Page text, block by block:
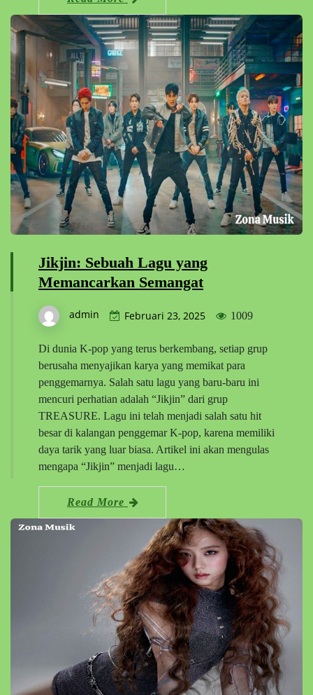
Jikjin: Sebuah Lagu yang
Memancarkan Semangat
admin Februari 23, 2025 1009
Di dunia K-pop yang terus berkembang, setiap grup
berusaha menyajikan karya yang memikat para
penggemarnya. Salah satu lagu yang baru-baru ini
mencuri perhatian adalah “Jikjin” dari grup
TREASURE. Lagu ini telah menjadi salah satu hit
besar di kalangan penggemar K-pop, karena memiliki
daya tarik yang luar biasa. Artikel ini akan mengulas
mengapa “Jikjin” menjadi lagu…
Read More